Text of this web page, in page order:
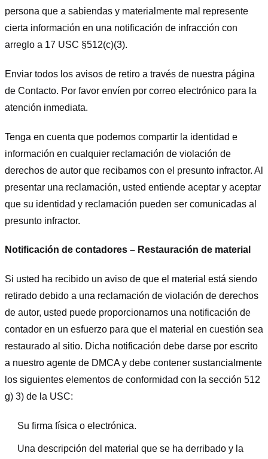
persona que a sabiendas y materialmente mal represente
cierta información en una notificación de infracción con
arreglo a 17 USC §512(c)(3).
Enviar todos los avisos de retiro a través de nuestra página
de Contacto. Por favor envíen por correo electrónico para la
atención inmediata.
Tenga en cuenta que podemos compartir la identidad e
información en cualquier reclamación de violación de
derechos de autor que recibamos con el presunto infractor. Al
presentar una reclamación, usted entiende aceptar y aceptar
que su identidad y reclamación pueden ser comunicadas al
presunto infractor.
Notificación de contadores – Restauración de material
Si usted ha recibido un aviso de que el material está siendo
retirado debido a una reclamación de violación de derechos
de autor, usted puede proporcionarnos una notificación de
contador en un esfuerzo para que el material en cuestión sea
restaurado al sitio. Dicha notificación debe darse por escrito
a nuestro agente de DMCA y debe contener sustancialmente
los siguientes elementos de conformidad con la sección 512
g) 3) de la USC:
Su firma física o electrónica.
Una descripción del material que se ha derribado y la